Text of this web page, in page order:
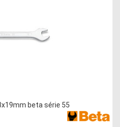
beta série 55